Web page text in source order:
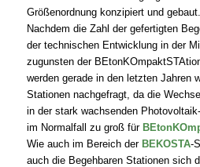
Größenordnung konzipiert und gebaut.
Nachdem die Zahl der gefertigten
der technischen Entwicklung in der
zugunsten der
werden gerade in den letzten Jahren
Stationen nachgefragt, da die
in der stark wachsenden
im Normalfall zu groß für
Wie auch im Bereich der BEKOSTA-
auch die Begehbaren Stationen sich